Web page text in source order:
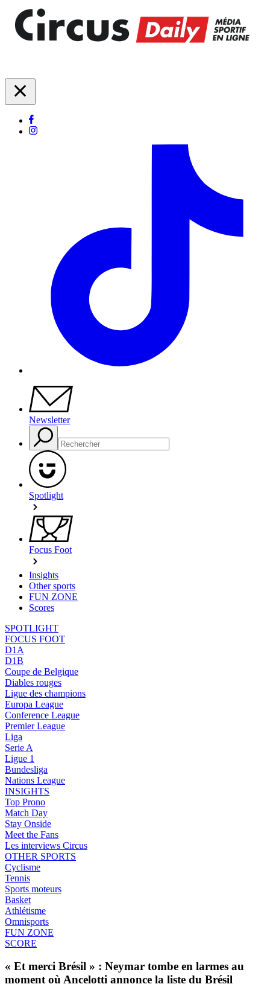
Newsletter
Spotlight
Focus Foot
Insights
Other sports
FUN ZONE
Scores
SPOTLIGHT
FOCUS FOOT
D1A
D1B
Coupe de Belgique
Diables rouges
Ligue des champions
Europa League
Conference League
Premier League
Liga
Serie A
Ligue 1
Bundesliga
Nations League
INSIGHTS
Top Prono
Match Day
Stay Onside
Meet the Fans
Les interviews Circus
OTHER SPORTS
Cyclisme
Tennis
Sports moteurs
Basket
Athlétisme
Omnisports
FUN ZONE
SCORE
« Et merci Brésil » : Neymar tombe en larmes au
moment où Ancelotti annonce la liste du Brésil